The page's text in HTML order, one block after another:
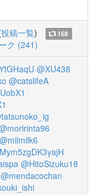
投稿一覧)
168
ク (241)
@XU438
@catslifeA
@milmilk6
@HitoSizuku18
@mendacochan